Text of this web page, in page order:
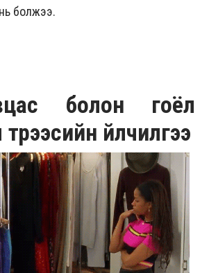
болжээ.
болон гоёл
үйлчилгээ